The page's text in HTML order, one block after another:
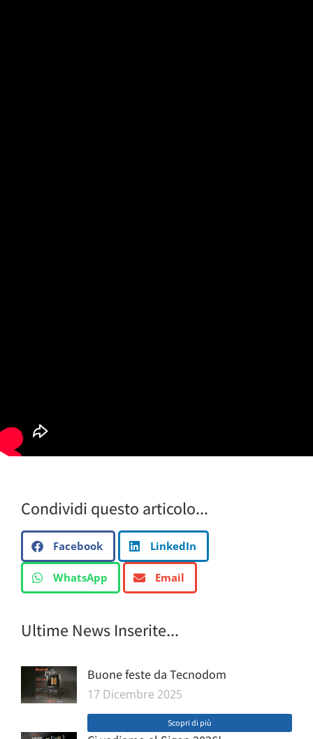
Condividi questo articolo...
Facebook LinkedIn
WhatsApp Email
Ultime News Inserite...
Buone feste da Tecnodom
17 Dicembre 2025
Scopri di più